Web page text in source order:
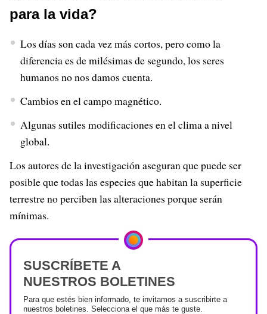
para la vida?
Los días son cada vez más cortos, pero como la
diferencia es de milésimas de segundo, los seres
humanos no nos damos cuenta.
Cambios en el campo magnético.
Algunas sutiles modificaciones en el clima a nivel
global.
Los autores de la investigación aseguran que puede ser
posible que todas las especies que habitan la superficie
terrestre no perciben las alteraciones porque serán
mínimas.
SUSCRÍBETE A
NUESTROS BOLETINES
Para que estés bien informado, te invitamos a suscribirte a
nuestros boletines. Selecciona el que más te guste.